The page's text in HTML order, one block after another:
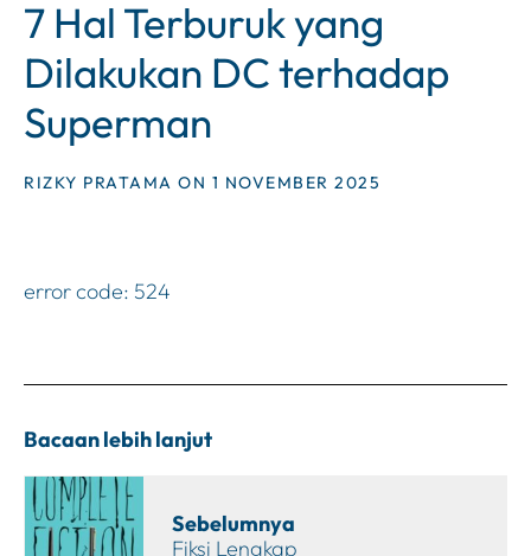
7 Hal Terburuk yang
Dilakukan DC terhadap
Superman
RIZKY PRATAMA ON 1 NOVEMBER 2025
error code: 524
Bacaan lebih lanjut
Sebelumnya
Fiksi Lengkap